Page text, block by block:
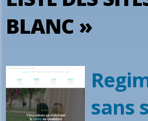
BLANC »
sans